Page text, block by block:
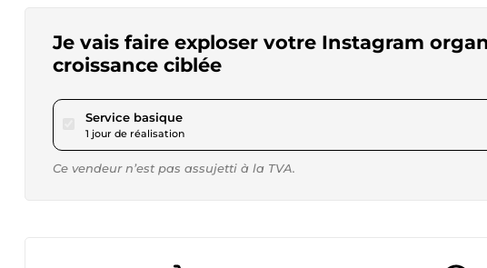
Je vais faire exploser votre Instagram
croissance ciblée
Service basiquepour 115,53 $US
1 jour de réalisation
Ce vendeur n’est pas assujetti à la TVA.